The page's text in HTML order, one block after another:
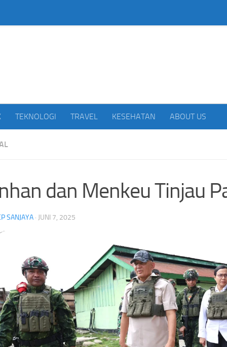
TEKNOLOGI TRAVEL KESEHATAN ABOUT US
dan Menkeu Tinjau
SANJAYA · JUNI 7, 2025
Viral Pemilik Rumah Putus Kabel WiFi,
Listrik Diduga Dipakai Tanpa Izin, Begini
Hukumnya
Sudah Rajin Olahraga
Kelihatan? Bisa Jadi Ini